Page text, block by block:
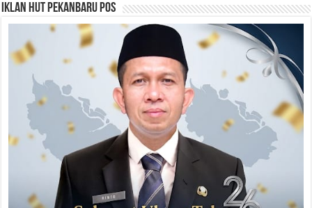
Iklan HUT Pekanbaru Pos